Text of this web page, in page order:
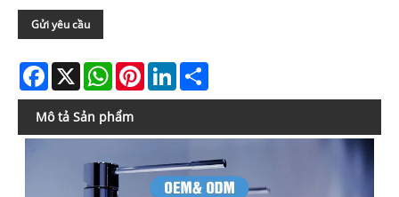
Gửi yêu cầu
Facebook
X WhatsAppPinterestLinkedIn
Mô tả Sản phẩm